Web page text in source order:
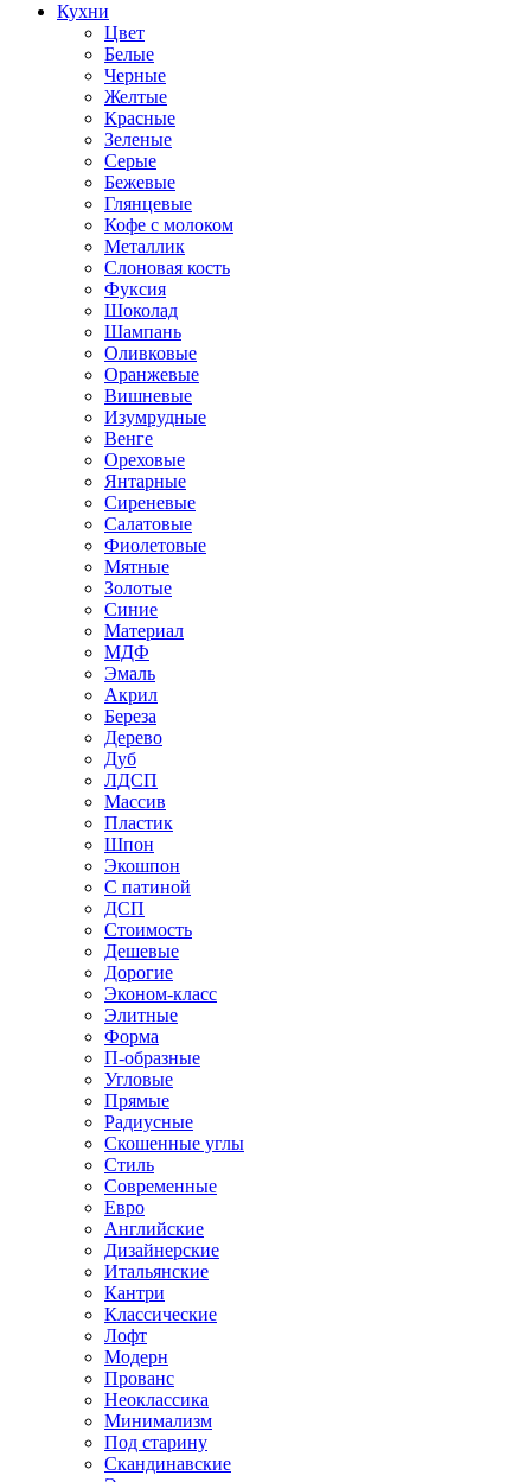
Кухни
Цвет
Белые
Черные
Желтые
Красные
Зеленые
Серые
Бежевые
Глянцевые
Кофе с молоком
Металлик
Слоновая кость
Фуксия
Шоколад
Шампань
Оливковые
Оранжевые
Вишневые
Изумрудные
Венге
Ореховые
Янтарные
Сиреневые
Салатовые
Фиолетовые
Мятные
Золотые
Синие
Материал
МДФ
Эмаль
Акрил
Береза
Дерево
Дуб
ЛДСП
Массив
Пластик
Шпон
Экошпон
С патиной
ДСП
Стоимость
Дешевые
Дорогие
Эконом-класс
Элитные
Форма
П-образные
Угловые
Прямые
Радиусные
Скошенные углы
Стиль
Современные
Евро
Английские
Дизайнерские
Итальянские
Кантри
Классические
Лофт
Модерн
Прованс
Неоклассика
Минимализм
Под старину
Скандинавские